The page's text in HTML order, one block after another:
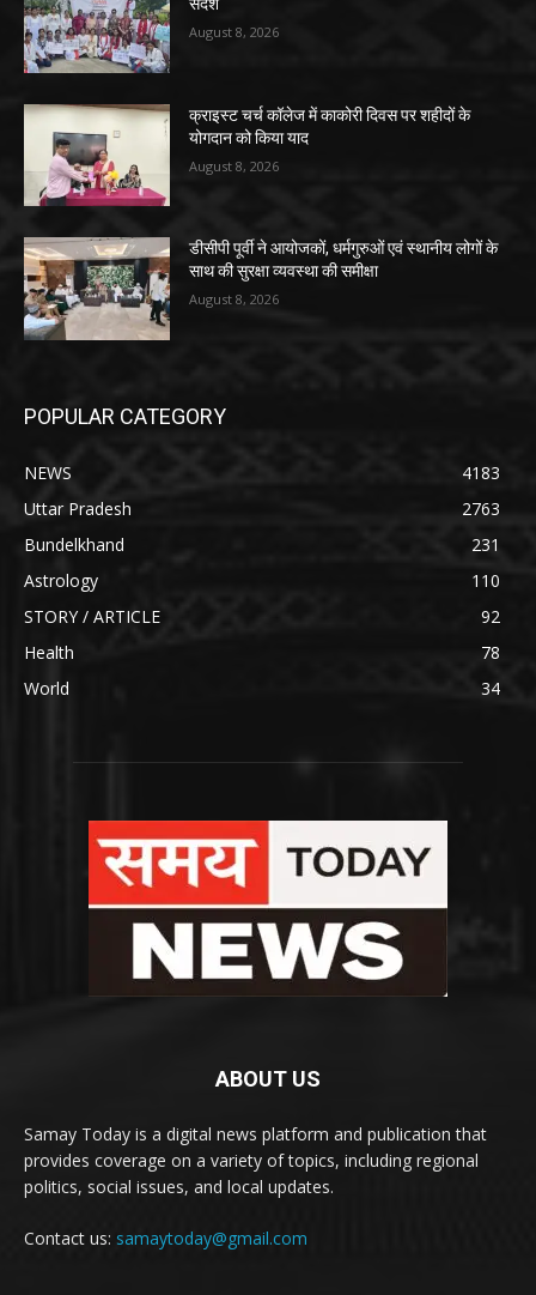
August 8, 2026
क्राइस्ट चर्च कॉलेज में काकोरी दिवस पर शहीदों के
योगदान को किया याद
August 8, 2026
डीसीपी पूर्वी ने आयोजकों, धर्मगुरुओं एवं स्थानीय लोगों के
साथ की सुरक्षा व्यवस्था की समीक्षा
August 8, 2026
POPULAR CATEGORY
NEWS
4183
Uttar Pradesh
2763
Bundelkhand
231
Astrology
110
STORY / ARTICLE
92
Health
78
World
34
ABOUT US
Samay Today is a digital news platform and publication that
provides coverage on a variety of topics, including regional
politics, social issues, and local updates.
Contact us: samaytoday@gmail.com